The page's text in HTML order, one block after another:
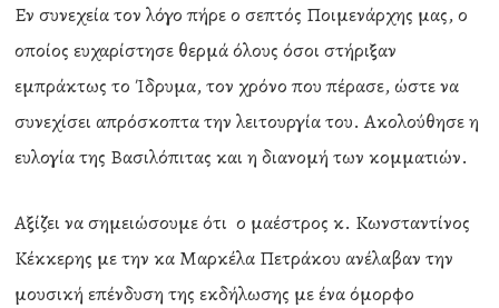
Εν συνεχεία τον λόγο πήρε ο σεπτός Ποιμενάρχης μας, ο
οποίος ευχαρίστησε θερμά όλους όσοι στήριξαν
εμπράκτως το Ίδρυμα, τον χρόνο που πέρασε, ώστε να
συνεχίσει απρόσκοπτα την λειτουργία του. Ακολούθησε η
ευλογία της Βασιλόπιτας και η διανομή των κομματιών.
Αξίζει να σημειώσουμε ότι ο μαέστρος κ. Κωνσταντίνος
Κέκκερης με την κα Μαρκέλα Πετράκου ανέλαβαν την
μουσική επένδυση της εκδήλωσης με ένα όμορφο